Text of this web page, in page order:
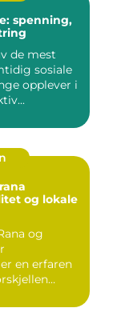
spenning,
de mest
sosiale
opplever i
og lokale
og
en erfaren